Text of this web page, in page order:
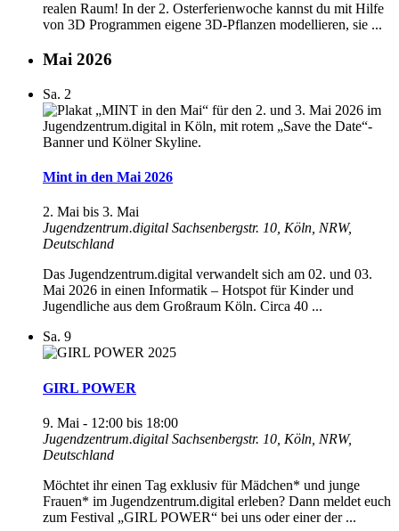
realen Raum! In der 2. Osterferienwoche kannst du mit Hilfe
von 3D Programmen eigene 3D‑Pflanzen modellieren, sie ...
Mai 2026
Sa. 2
Mint in den Mai 2026
2. Mai bis 3. Mai
Jugendzentrum.digital Sachsenbergstr. 10, Köln, NRW,
Deutschland
Das Jugendzentrum.digital verwandelt sich am 02. und 03.
Mai 2026 in einen Informatik – Hotspot für Kinder und
Jugendliche aus dem Großraum Köln. Circa 40 ...
Sa. 9
GIRL POWER
9. Mai - 12:00 bis 18:00
Jugendzentrum.digital Sachsenbergstr. 10, Köln, NRW,
Deutschland
Möchtet ihr einen Tag exklusiv für Mädchen* und junge
Frauen* im Jugendzentrum.digital erleben? Dann meldet euch
zum Festival „GIRL POWER“ bei uns oder einer der ...